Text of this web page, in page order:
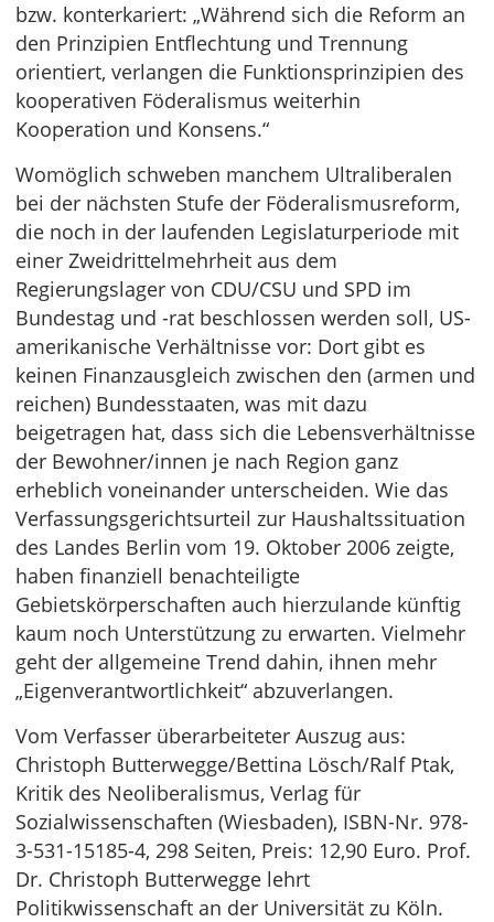
bzw. konterkariert: „Während sich die Reform an
den Prinzipien Entflechtung und Trennung
orientiert, verlangen die Funktionsprinzipien des
kooperativen Föderalismus weiterhin
Kooperation und Konsens.“
Womöglich schweben manchem Ultraliberalen
bei der nächsten Stufe der Föderalismusreform,
die noch in der laufenden Legislaturperiode mit
einer Zweidrittelmehrheit aus dem
Regierungslager von CDU/CSU und SPD im
Bundestag und -rat beschlossen werden soll, US-
amerikanische Verhältnisse vor: Dort gibt es
keinen Finanzausgleich zwischen den (armen und
reichen) Bundesstaaten, was mit dazu
beigetragen hat, dass sich die Lebensverhältnisse
der Bewohner/innen je nach Region ganz
erheblich voneinander unterscheiden. Wie das
Verfassungsgerichtsurteil zur Haushaltssituation
des Landes Berlin vom 19. Oktober 2006 zeigte,
haben finanziell benachteiligte
Gebietskörperschaften auch hierzulande künftig
kaum noch Unterstützung zu erwarten. Vielmehr
geht der allgemeine Trend dahin, ihnen mehr
„Eigenverantwortlichkeit“ abzuverlangen.
Vom Verfasser überarbeiteter Auszug aus:
Christoph Butterwegge/Bettina Lösch/Ralf Ptak,
Kritik des Neoliberalismus, Verlag für
Sozialwissenschaften (Wiesbaden), ISBN-Nr. 978-
3-531-15185-4, 298 Seiten, Preis: 12,90 Euro. Prof.
Dr. Christoph Butterwegge lehrt
Politikwissenschaft an der Universität zu Köln.